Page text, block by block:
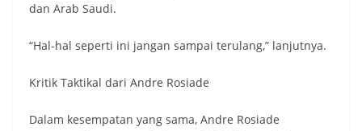
dan Arab Saudi.
“Hal-hal seperti ini jangan sampai terulang,” lanjutnya.
Kritik Taktikal dari Andre Rosiade
Dalam kesempatan yang sama, Andre Rosiade